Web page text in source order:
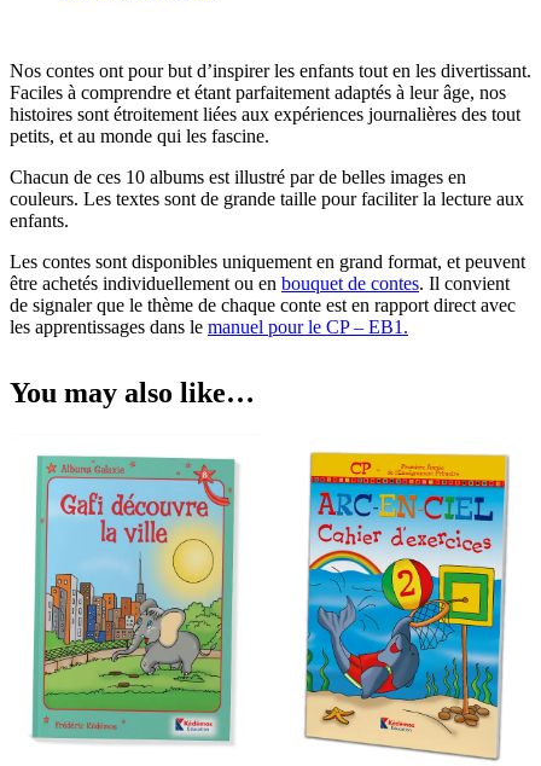
Nos contes ont pour but d’inspirer les enfants tout en les divertissant.
Faciles à comprendre et étant parfaitement adaptés à leur âge, nos
histoires sont étroitement liées aux expériences journalières des tout
petits, et au monde qui les fascine.
Chacun de ces 10 albums est illustré par de belles images en
couleurs. Les textes sont de grande taille pour faciliter la lecture aux
enfants.
Les contes sont disponibles uniquement en grand format, et peuvent
être achetés individuellement ou en bouquet de contes. Il convient
de signaler que le thème de chaque conte est en rapport direct avec
les apprentissages dans le manuel pour le CP – EB1.
You may also like…